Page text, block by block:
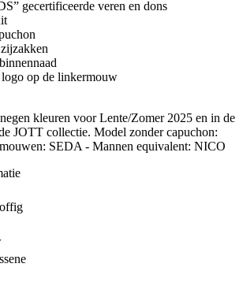
gecertificeerde veren en dons
op de linkermouw
kleuren voor Lente/Zomer 2025 en in de
JOTT collectie. Model zonder capuchon:
SEDA - Mannen equivalent: NICO